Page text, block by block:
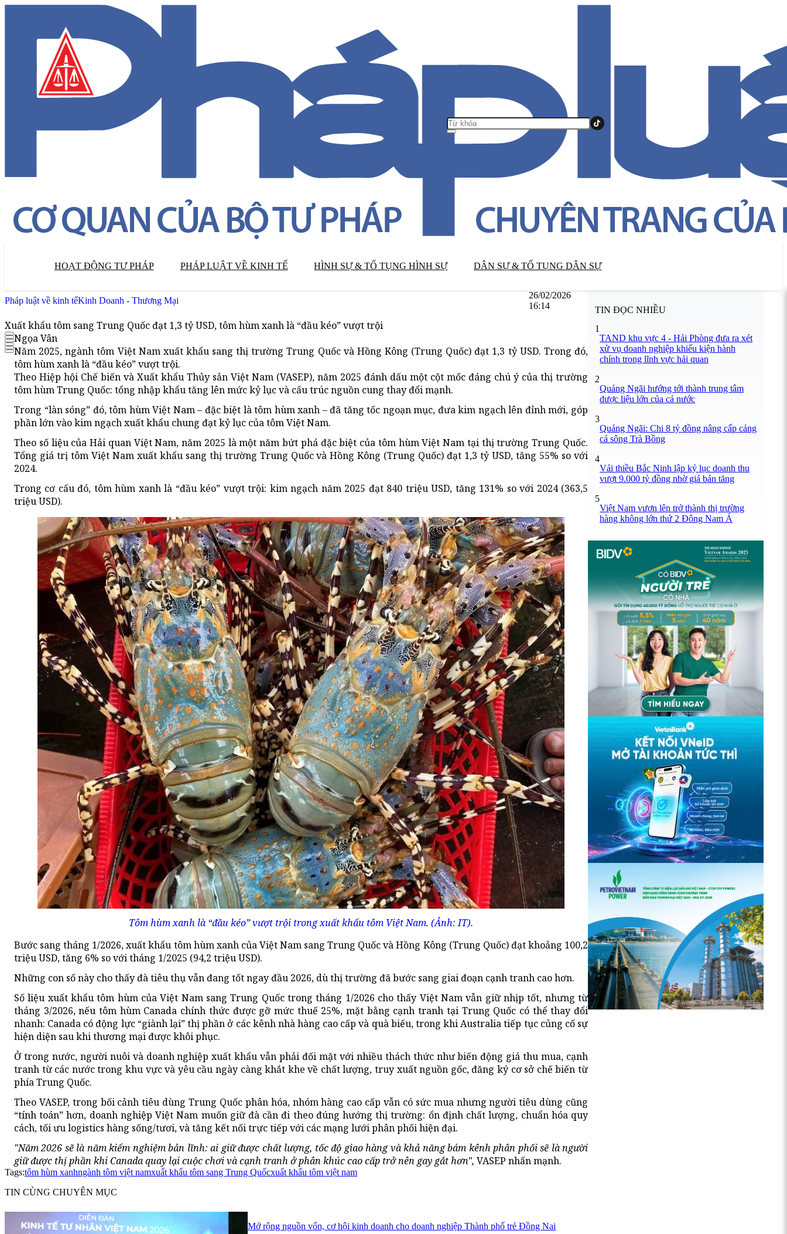
HOẠT ĐỘNG TƯ PHÁP PHÁP LUẬT VỀ KINH TẾ HÌNH SỰ & TỐ TỤNG HÌNH SỰ DÂN SỰ & TỐ TỤNG DÂN SỰ
Pháp luật về kinh tếKinh Doanh - Thương Mại
26/02/2026
16:14
Xuất khẩu tôm sang Trung Quốc đạt 1,3 tỷ USD, tôm hùm xanh là “đầu kéo” vượt trội
Ngọa Vân
Năm 2025, ngành tôm Việt Nam xuất khẩu sang thị trường Trung Quốc và Hồng Kông (Trung Quốc) đạt 1,3 tỷ USD. Trong đó,
tôm hùm xanh là “đầu kéo” vượt trội.
Theo Hiệp hội Chế biến và Xuất khẩu Thủy sản Việt Nam (VASEP), năm 2025 đánh dấu một cột mốc đáng chú ý của thị trường
tôm hùm Trung Quốc: tổng nhập khẩu tăng lên mức kỷ lục và cấu trúc nguồn cung thay đổi mạnh.
Trong “làn sóng” đó, tôm hùm Việt Nam – đặc biệt là tôm hùm xanh – đã tăng tốc ngoạn mục, đưa kim ngạch lên đỉnh mới, góp
phần lớn vào kim ngạch xuất khẩu chung đạt kỷ lục của tôm Việt Nam.
Theo số liệu của Hải quan Việt Nam, năm 2025 là một năm bứt phá đặc biệt của tôm hùm Việt Nam tại thị trường Trung Quốc.
Tổng giá trị tôm Việt Nam xuất khẩu sang thị trường Trung Quốc và Hồng Kông (Trung Quốc) đạt 1,3 tỷ USD, tăng 55% so với
2024.
Trong cơ cấu đó, tôm hùm xanh là “đầu kéo” vượt trội: kim ngạch năm 2025 đạt 840 triệu USD, tăng 131% so với 2024 (363,5
triệu USD).
Tôm hùm xanh là “đầu kéo” vượt trội trong xuất khẩu tôm Việt Nam. (Ảnh: IT).
Bước sang tháng 1/2026, xuất khẩu tôm hùm xanh của Việt Nam sang Trung Quốc và Hồng Kông (Trung Quốc) đạt khoảng 100,2
triệu USD, tăng 6% so với tháng 1/2025 (94,2 triệu USD).
Những con số này cho thấy đà tiêu thụ vẫn đang tốt ngay đầu 2026, dù thị trường đã bước sang giai đoạn cạnh tranh cao hơn.
Số liệu xuất khẩu tôm hùm của Việt Nam sang Trung Quốc trong tháng 1/2026 cho thấy Việt Nam vẫn giữ nhịp tốt, nhưng từ
tháng 3/2026, nếu tôm hùm Canada chính thức được gỡ mức thuế 25%, mặt bằng cạnh tranh tại Trung Quốc có thể thay đổi
nhanh: Canada có động lực “giành lại” thị phần ở các kênh nhà hàng cao cấp và quà biếu, trong khi Australia tiếp tục củng cố sự
hiện diện sau khi thương mại được khôi phục.
Ở trong nước, người nuôi và doanh nghiệp xuất khẩu vẫn phải đối mặt với nhiều thách thức như biến động giá thu mua, cạnh
tranh từ các nước trong khu vực và yêu cầu ngày càng khắt khe về chất lượng, truy xuất nguồn gốc, đăng ký cơ sở chế biến từ
phía Trung Quốc.
Theo VASEP, trong bối cảnh tiêu dùng Trung Quốc phân hóa, nhóm hàng cao cấp vẫn có sức mua nhưng người tiêu dùng cũng
“tính toán” hơn, doanh nghiệp Việt Nam muốn giữ đà cần đi theo đúng hướng thị trường: ổn định chất lượng, chuẩn hóa quy
cách, tối ưu logistics hàng sống/tươi, và tăng kết nối trực tiếp với các mạng lưới phân phối hiện đại.
"Năm 2026 sẽ là năm kiểm nghiệm bản lĩnh: ai giữ được chất lượng, tốc độ giao hàng và khả năng bám kênh phân phối sẽ là người
giữ được thị phần khi Canada quay lại cuộc chơi và cạnh tranh ở phân khúc cao cấp trở nên gay gắt hơn", VASEP nhấn mạnh.
Tags:tôm hùm xanhngành tôm việt namxuất khẩu tôm sang Trung Quốcxuất khẩu tôm việt nam
TIN CÙNG CHUYÊN MỤC
Mở rộng nguồn vốn, cơ hội kinh doanh cho doanh nghiệp Thành phố trẻ Đồng Nai
TIN ĐỌC NHIỀU
1
TAND khu vực 4 - Hải Phòng đưa ra xét
xử vụ doanh nghiệp khiếu kiện hành
chính trong lĩnh vực hải quan
2
Quảng Ngãi hướng tới thành trung tâm
dược liệu lớn của cả nước
3
Quảng Ngãi: Chi 8 tỷ đồng nâng cấp cảng
cá sông Trà Bồng
4
Vải thiều Bắc Ninh lập kỷ lục doanh thu
vượt 9.000 tỷ đồng nhờ giá bán tăng
5
Việt Nam vươn lên trở thành thị trường
hàng không lớn thứ 2 Đông Nam Á